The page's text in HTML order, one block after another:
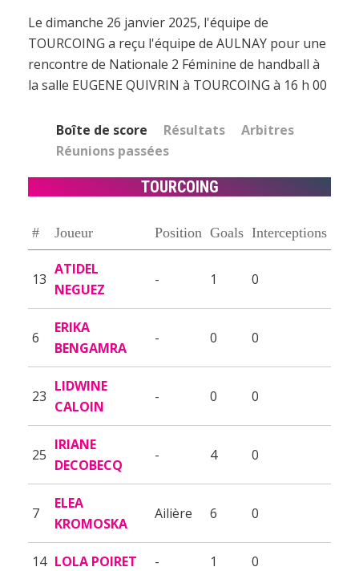
Le dimanche 26 janvier 2025, l'équipe de
TOURCOING a reçu l'équipe de AULNAY pour une
rencontre de Nationale 2 Féminine de handball à
la salle EUGENE QUIVRIN à TOURCOING à 16 h 00
Boîte de score Résultats
Arbitres
Réunions passées
TOURCOING
# Joueur Position Goals Interceptions
13
ATIDEL
NEGUEZ
- 1 0
6
ERIKA
BENGAMRA
- 0 0
23
LIDWINE
CALOIN
- 0 0
25
IRIANE
DECOBECQ
- 4 0
7
ELEA
KROMOSKA
Ailière 6 0
14 LOLA POIRET - 1 0